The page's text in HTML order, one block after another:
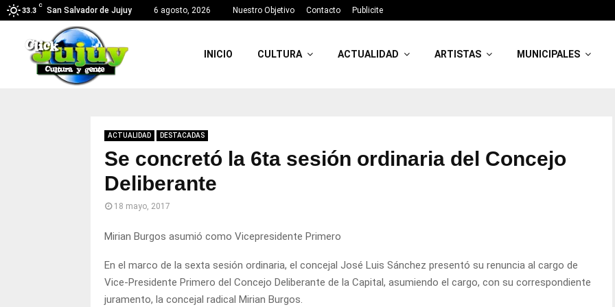
33.3
C
San Salvador de Jujuy 6 agosto, 2026 Nuestro Objetivo Contacto Publicite
INICIO CULTURA ACTUALIDAD ARTISTAS MUNICIPALES
ACTUALIDAD DESTACADAS
Se concretó la 6ta sesión ordinaria del Concejo
Deliberante
18 mayo, 2017
Mirian Burgos asumió como Vicepresidente Primero
En el marco de la sexta sesión ordinaria, el concejal José Luis Sánchez presentó su renuncia al cargo de
Vice-Presidente Primero del Concejo Deliberante de la Capital, asumiendo el cargo, con su correspondiente
juramento, la concejal radical Mirian Burgos.